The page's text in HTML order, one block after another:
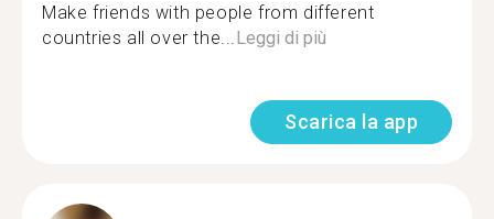
Make friends with people from different
countries all over the...Leggi di più
Scarica la app